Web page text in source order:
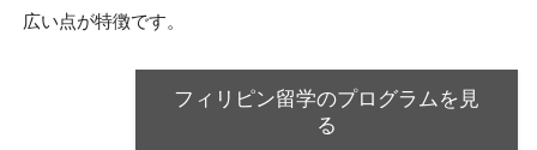
広い点が特徴です。
フィリピン留学のプログラムを見
る